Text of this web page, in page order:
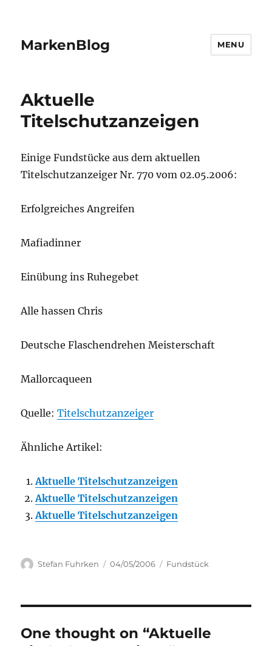
MarkenBlog MENU
Aktuelle
Titelschutzanzeigen
Einige Fundstücke aus dem aktuellen
Titelschutzanzeiger Nr. 770 vom 02.05.2006:
Erfolgreiches Angreifen
Mafiadinner
Einübung ins Ruhegebet
Alle hassen Chris
Deutsche Flaschendrehen Meisterschaft
Mallorcaqueen
Quelle:Titelschutzanzeiger
Ähnliche Artikel:
Aktuelle Titelschutzanzeigen
Aktuelle Titelschutzanzeigen
Aktuelle Titelschutzanzeigen
Author
Stefan Fuhrken
Posted
04/05/2006 Categories
Fundstück
One thought on “Aktuelle